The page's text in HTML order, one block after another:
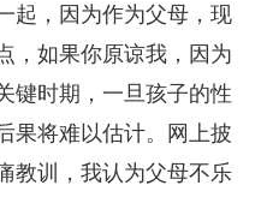
起，因为作为父母，现
，如果你原谅我，因为
键时期，一旦孩子的性
果将难以估计。网上披
教训，我认为父母不乐